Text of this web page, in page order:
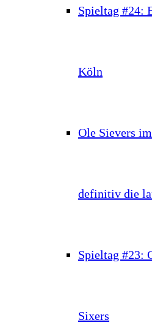
Spieltag #24:
Köln
Ole Sievers
definitiv die
Spieltag #23:
Sixers